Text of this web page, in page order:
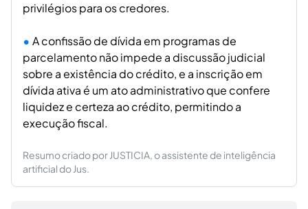
privilégios para os credores.
A confissão de dívida em programas de
parcelamento não impede a discussão judicial
sobre a existência do crédito, e a inscrição em
dívida ativa é um ato administrativo que confere
liquidez e certeza ao crédito, permitindo a
execução fiscal.
Resumo criado por JUSTICIA, o assistente de inteligência
artificial do Jus.